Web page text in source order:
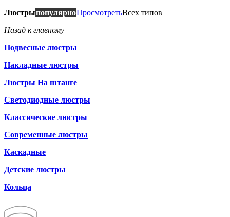
ЛюстрыпопулярноПросмотретьВсех типов
Назад к главному
Подвесные люстры
Накладные люстры
Люстры На штанге
Светодиодные люстры
Классические люстры
Современные люстры
Каскадные
Детские люстры
Кольца